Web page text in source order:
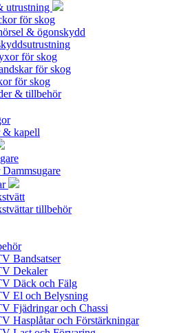
utrustning
för skog
& ögonskydd
för skog
för skog
för skog
& tillbehör
& kapell
tillbehör
Bandsatser
Dekaler
Däck och Fälg
El och Belysning
Fjädringar och Chassi
Hasplåtar och Förstärkningar